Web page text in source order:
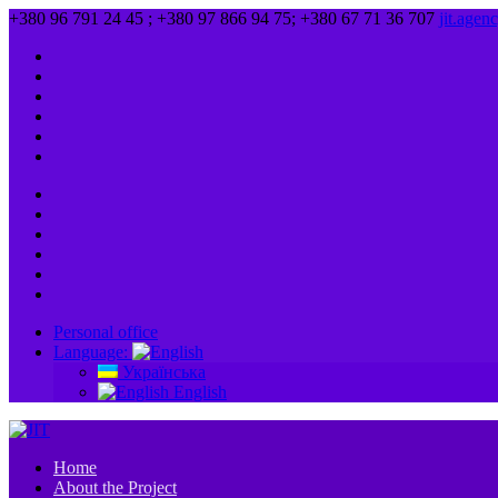
+380 96 791 24 45 ; +380 97 866 94 75; +380 67 71 36 707
Personal office
Language:
Українська
English
Home
About the Project